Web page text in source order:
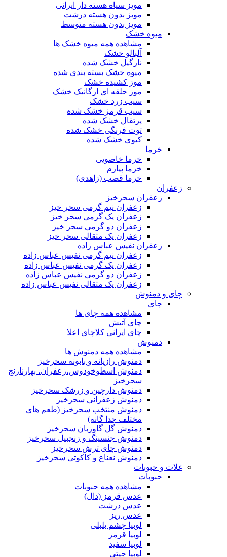
مویز سیاه هسته دار ایرانی
مویز بدون هسته درشت
مویز بدون هسته متوسط
میوه خشک
مشاهده همه میوه خشک ها
آلبالو خشک
نارگیل خشک شده
میوه خشک بسته بندی شده
موز کشیده خشک
موز حلقه ای ارگانیک خشک
سیب زرد خشک
سیب قرمز خشک شده
پرتقال خشک شده
توت فرنگی خشک شده
کیوی خشک شده
خرما
خرما خاصویی
خرما پیارم
خرما قصب (زاهدی)
زعفران
زعفران سحرخیز
زعفران نیم گرمی سحر خیز
زعفران یک گرمی سحر خیز
زعفران دو گرمی سحر خیز
زعفران یک مثقالی سحر خیز
زعفران نفیس عباس زاده
زعفران نیم گرمی نفیس عباس زاده
زعفران یک گرمی نفیس عباس زاده
زعفران دو گرمی نفیس عباس زاده
زعفران یک مثقالی نفیس عباس زاده
چای و دمنوش
چای
مشاهده همه چای ها
چای آتیش
چای ایرانی کلاچای اعلا
دمنوش
مشاهده همه دمنوش ها
دمنوش رازیانه و بابونه سحرخیز
دمنوش اسطوخودوس،زعفران، بهارنارنج
سحرخیز
دمنوش دارچین و زرشک سحرخیز
دمنوش زعفرانی سحرخیز
دمنوش منتخب سحرخیز (طعم های
مختلف جدا گانه)
دمنوش گل گاوزبان سحرخیز
دمنوش جنسینگ و زنجبیل سحرخیز
دمنوش چای ترش سحرخیز
دمنوش نعناع و کاکوتی سحرخیز
غلات و حبوبات
حبوبات
مشاهده همه حبوبات
عدس قرمز (دال)
عدس درشت
عدس ریز
لوبیا چشم بلبلی
لوبیا قرمز
لوبیا سفید
لوبیا چیتی